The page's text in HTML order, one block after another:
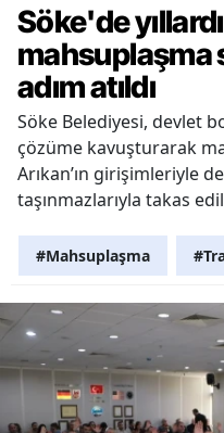
Söke'de
mahsuplaşma
adım atıldı
Söke Belediyesi, devlet
çözüme kavuşturarak
Arıkan’ın girişimleriyle
taşınmazlarıyla takas
#Mahsuplaşma